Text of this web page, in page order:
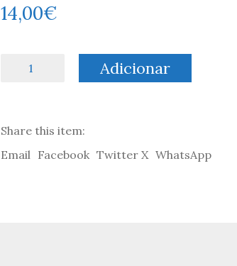
14,00€
o
Mar
Adicionar
Share this item:
Email Facebook Twitter X WhatsApp